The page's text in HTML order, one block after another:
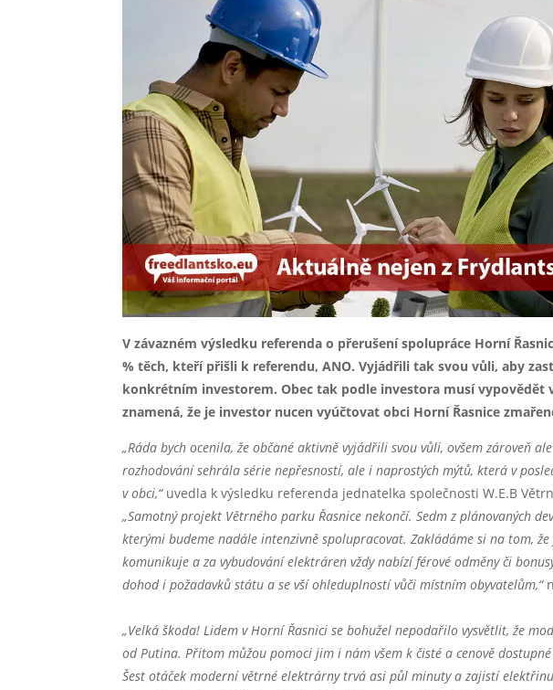
V závazném výsledku referenda o přerušení spolupráce Horní
% těch, kteří přišli k referendu, ANO. Vyjádřili tak svou vůli, aby
konkrétním investorem. Obec tak podle investora musí vypovědět
znamená, že je investor nucen vyúčtovat obci Horní Řasnice
„Ráda bych ocenila, že občané aktivně vyjádřili svou vůli, ovšem zároveň
rozhodování sehrála série nepřesností, ale i naprostých mýtů, která v
v obci,“ uvedla k výsledku referenda jednatelka společnosti W.E.B
„Samotný projekt Větrného parku Řasnice nekončí. Sedm z plánovaných
kterými budeme nadále intenzivně spolupracovat. Zakládáme si na tom,
komunikuje a za vybudování elektráren vždy nabízí férové odměny či
dohod i požadavků státu a se vší ohleduplností vůči místním obyvatelům,“
„Velká škoda! Lidem v Horní Řasnici se bohužel nepodařilo vysvětlit, že
od Putina. Přitom můžou pomoci jim i nám všem k čisté a cenově
Šest otáček moderní větrné elektrárny trvá asi půl minuty a zajistí